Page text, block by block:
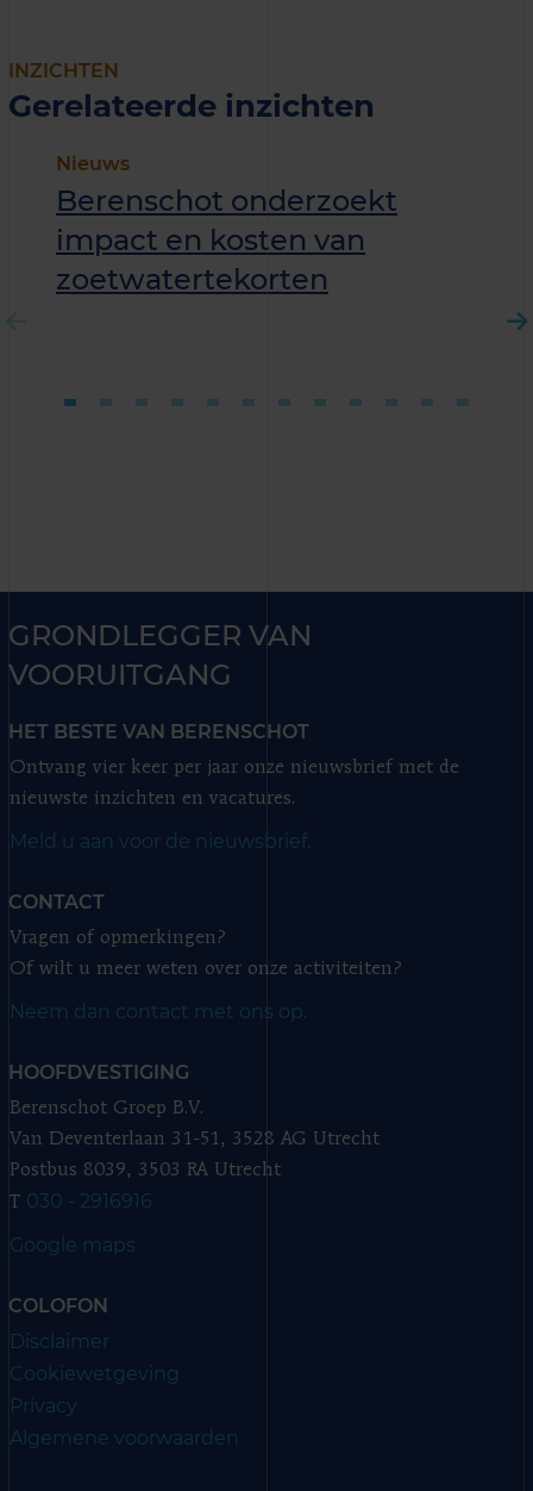
INZICHTEN
Gerelateerde inzichten
Nieuws
Berenschot onderzoekt
impact en kosten van
zoetwatertekorten
GRONDLEGGER VAN
VOORUITGANG
HET BESTE VAN BERENSCHOT
Ontvang vier keer per jaar onze nieuwsbrief met de
nieuwste inzichten en vacatures.
Meld u aan voor de nieuwsbrief.
CONTACT
Vragen of opmerkingen?
Of wilt u meer weten over onze activiteiten?
Neem dan contact met ons op.
HOOFDVESTIGING
Berenschot Groep B.V.
Van Deventerlaan 31-51, 3528 AG Utrecht
Postbus 8039, 3503 RA Utrecht
T 030 - 2916916
Google maps
COLOFON
Disclaimer
Cookiewetgeving
Privacy
Algemene voorwaarden